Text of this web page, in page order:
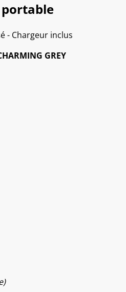
portable
- Chargeur inclus
GREY